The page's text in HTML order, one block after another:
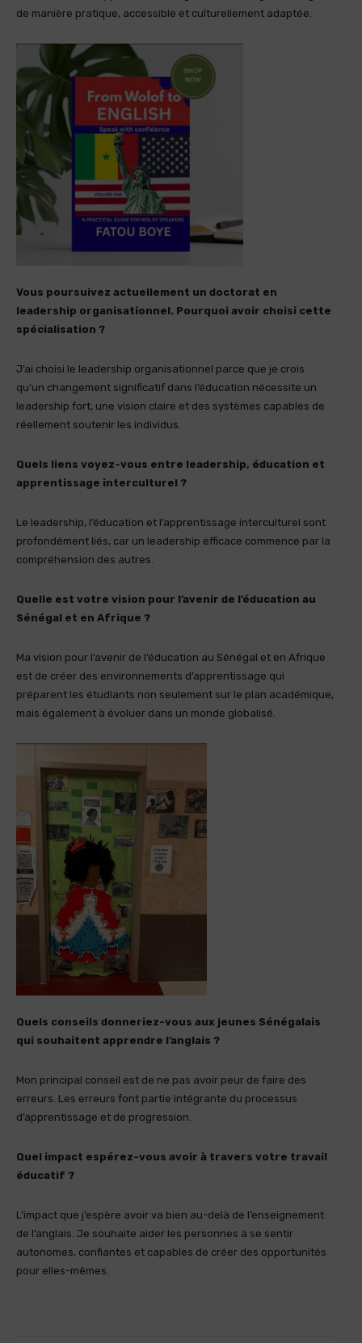
de manière pratique, accessible et culturellement adaptée.
Vous poursuivez actuellement un doctorat en
leadership organisationnel. Pourquoi avoir choisi cette
spécialisation ?
J’ai choisi le leadership organisationnel parce que je crois
qu’un changement significatif dans l’éducation nécessite un
leadership fort, une vision claire et des systèmes capables de
réellement soutenir les individus.
Quels liens voyez-vous entre leadership, éducation et
apprentissage interculturel ?
Le leadership, l’éducation et l’apprentissage interculturel sont
profondément liés, car un leadership efficace commence par la
compréhension des autres.
Quelle est votre vision pour l’avenir de l’éducation au
Sénégal et en Afrique ?
Ma vision pour l’avenir de l’éducation au Sénégal et en Afrique
est de créer des environnements d’apprentissage qui
préparent les étudiants non seulement sur le plan académique,
mais également à évoluer dans un monde globalisé.
Quels conseils donneriez-vous aux jeunes Sénégalais
qui souhaitent apprendre l’anglais ?
Mon principal conseil est de ne pas avoir peur de faire des
erreurs. Les erreurs font partie intégrante du processus
d’apprentissage et de progression.
Quel impact espérez-vous avoir à travers votre travail
éducatif ?
L’impact que j’espère avoir va bien au-delà de l’enseignement
de l’anglais. Je souhaite aider les personnes à se sentir
autonomes, confiantes et capables de créer des opportunités
pour elles-mêmes.